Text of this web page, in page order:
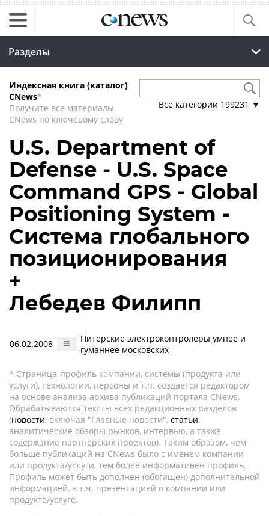
Разделы
Индексная книга (каталог)
CNews*
Получите все материалы
CNews по ключевому слову
Все категории 199231 ▼
U.S. Department of
Defense - U.S. Space
Command GPS - Global
Positioning System -
Система глобального
позиционирования
+
Лебедев Филипп
06.02.2008
Питерские электроконтролеры умнее и
гуманнее московских
* Страница-профиль компании, системы (продукта или
услуги), технологии, персоны и т.п. создается редактором
на основе анализа архива публикаций портала CNews.
Обрабатываются тексты всех редакционных разделов
(новости, включая "Главные новости", статьи,
аналитические обзоры рынков, интервью, а также
содержание партнёрских проектов). Таким образом, чем
больше публикаций на CNews было с именем компании
или продукта/услуги, тем более информативен профиль.
Профиль может быть дополнен (обогащен) дополнительной
информацией, в т.ч. презентацией о компании или
продукте/услуге.